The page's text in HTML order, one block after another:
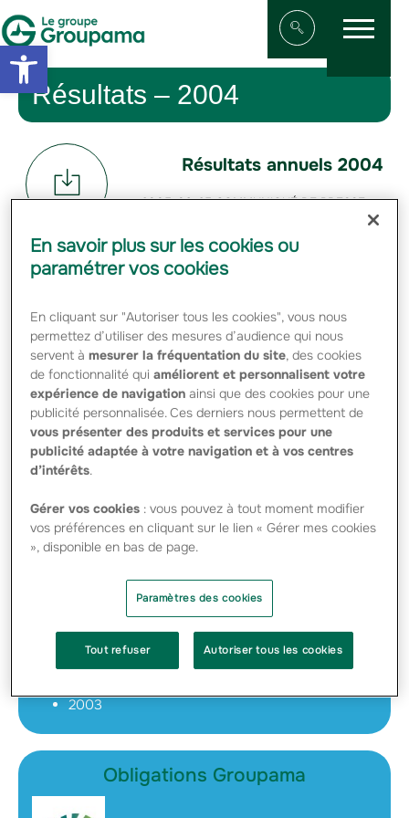
Open toolbar
Aller au contenu
Afficher/
Menu
Résultats – 2004
Résultats annuels 2004
2005-03-25 COMMUNIQUÉ DE PRESSE –
193.04 Ko
2005-02-17 Communique de presse-
Chiffre d’affaires 2004 de Groupama S.A. -
Résultats semestriels
2004
2004-09-21 COMMUNIQUE DE PRESSE-
CHIFFRE D’AFFAIRES COMPTES
COMBINÉS – RÉSULTATS SEMESTRIELS
2004 GROUPAMA - PDF - 244.69 Ko
Archives
Résultats
2006
2005
2003
Obligations Groupama
En savoir plus sur les cookies ou
paramétrer vos cookies
En cliquant sur "Autoriser tous les cookies", vous nous
permettez d’utiliser des mesures d’audience qui nous
servent àmesurer la fréquentation du site, des cookies
de fonctionnalité quiaméliorent et personnalisent votre
expérience de navigation ainsi que des cookies pour une
publicité personnalisée. Ces derniers nous permettent de
vous présenter des produits et services pour une
publicité adaptée à votre navigation et à vos centres
d’intérêts.
Gérer vos cookies : vous pouvez à tout moment modifier
vos préférences en cliquant sur le lien « Gérer mes cookies
», disponible en bas de page.
Paramètres des cookies
Tout refuser Autoriser tous les cookies